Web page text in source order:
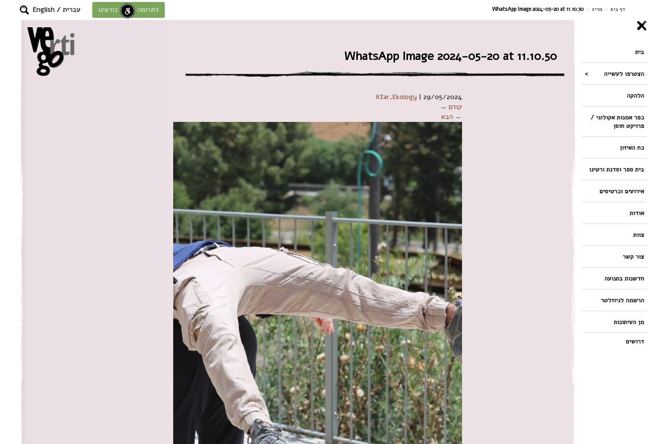
דף בית > מדיה >
WhatsApp Image 2024-05-20 at 11.10.50 לתרומה לחוסן בורטיגו עברית /
English
בית
הצטרפו לעשייה
הלהקה
כפר אמנות אקולוגי /
פרויקט חוסן
כח האיזון
בית ספר וסדנת ורטיגו
אירועים וכרטיסים
אודות
צוות
צור קשר
חדשנות בתנועה
הרשמה לניוזלטר
מן העיתונות
דרושים
WhatsApp Image 2024-05-20 at 11.10.50
Kfar_Ekology |29/05/2024
קודם →
← הבא